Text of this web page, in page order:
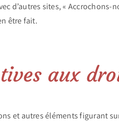
d’autres sites, «
être fait.
aux
et autres éléments figurant